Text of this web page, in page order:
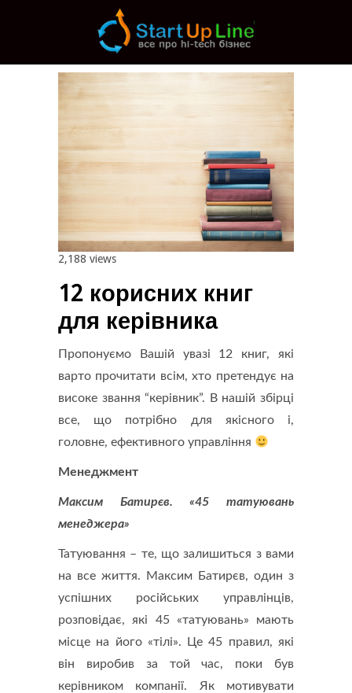
Main menu
Post navigation
2,188 views
12 корисних книг
для керівника
Пропонуємо Вашій увазі 12 книг, які
варто прочитати всім, хто претендує на
високе звання “керівник”. В нашій збірці
все, що потрібно для якісного і,
головне, ефективного управління
Менеджмент
Максим Батирєв. «45 татуювань
менеджера»
Татуювання – те, що залишиться з вами
на все життя. Максим Батирєв, один з
успішних російських управлінців,
розповідає, які 45 «татуювань» мають
місце на його «тілі». Це 45 правил, які
він виробив за той час, поки був
керівником компанії. Як мотивувати